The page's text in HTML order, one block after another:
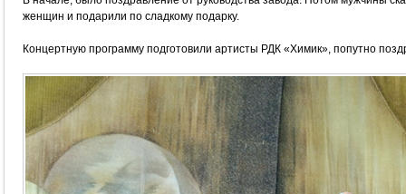
женщин и подарили по сладкому подарку.
Концертную программу подготовили артисты РДК «Химик», попутно